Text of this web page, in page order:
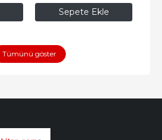
Sepete Ekle
Tümünü göster